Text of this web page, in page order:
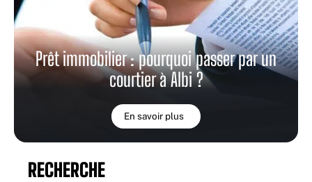
Prêt immobilier : pourquoi passer par un
courtier à Albi ?
En savoir plus
RECHERCHE